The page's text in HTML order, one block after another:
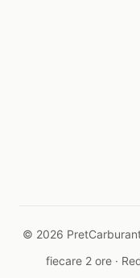
© 2026
fiecare 2 ore ·